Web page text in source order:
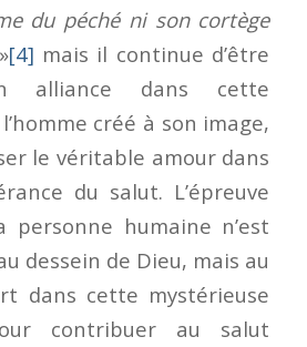
du péché ni son cortège
[4] mais il continue d’être
alliance dans cette
créé à son image,
le véritable amour dans
du salut. L’épreuve
personne humaine n’est
dessein de Dieu, mais au
dans cette mystérieuse
contribuer au salut